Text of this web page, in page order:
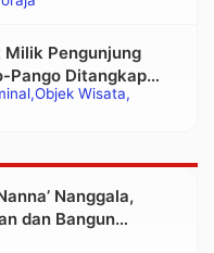
Objek Wisata
Pengunjung
Pango Ditangkap
Nanggala,
dan Bangun